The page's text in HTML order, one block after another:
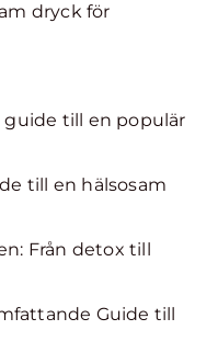
dryck för
guide till en populär
till en hälsosam
Från detox till
Guide till